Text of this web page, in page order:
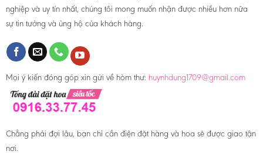
nghiệp và uy tín nhất, chúng tôi mong muốn nhận được nhiều hơn nữa
sự tin tưởng và ủng hộ của khách hàng.
Mọi ý kiến đóng góp xin gửi về hòm thư: huynhdung1709@gmail.com
Chẳng phải đợi lâu, bạn chỉ cần điện đặt hàng và hoa sẽ được giao tận
nơi.